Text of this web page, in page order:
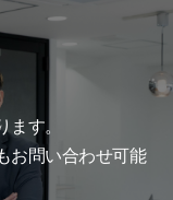
す。
お問い合わせ可能